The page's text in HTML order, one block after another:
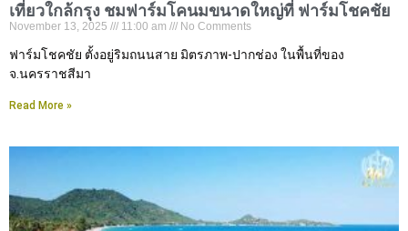
เที่ยวใกล้กรุง ชมฟาร์มโคนมขนาดใหญ่ที่ ฟาร์มโชคชัย
November 13, 2025 11:00 am No Comments
ฟาร์มโชคชัย ตั้งอยู่ริมถนนสาย มิตรภาพ-ปากช่อง ในพื้นที่ของ
จ.นครราชสีมา
Read More »